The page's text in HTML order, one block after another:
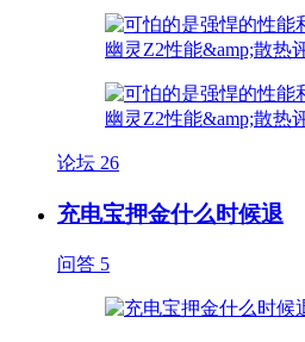
论坛 26
充电宝押金什么时候退
问答 5